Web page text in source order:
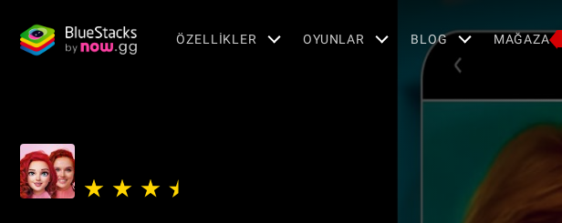
ÖZELLIKLER OYUNLAR BLOG MAĞAZA